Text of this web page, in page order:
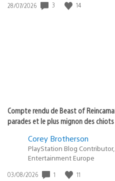
Date
28/07/2026 3 14
Compte rendu de Beast of
parades et le plus mignon des
Corey Brotherson
PlayStation Blog
Entertainment Europe
Date
03/08/2026 1 11